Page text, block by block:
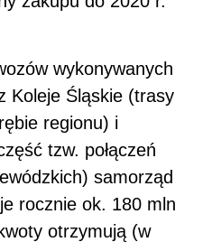
wykonywanych
Koleje Śląskie (trasy
regionu) i
tzw. połączeń
samorząd
rocznie ok. 180 mln
otrzymują (w